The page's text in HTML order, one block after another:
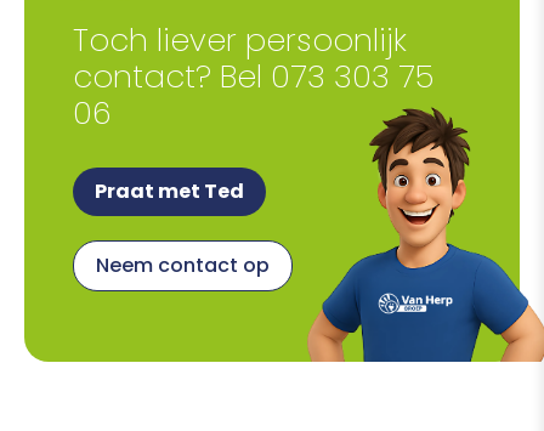
Toch liever persoonlijk
contact? Bel 073 303 75
06
Praat met Ted
Neem contact op